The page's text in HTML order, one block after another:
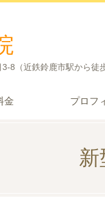
8（近鉄鈴鹿市駅から徒
金 プロフ